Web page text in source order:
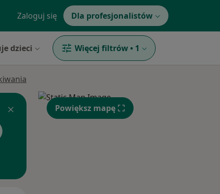
Zaloguj się Dla profesjonalistów
dzieci Więcej filtrów • 1
Powiększ mapę